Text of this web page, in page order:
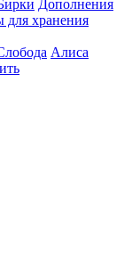
Дополнения
для хранения
Алиса